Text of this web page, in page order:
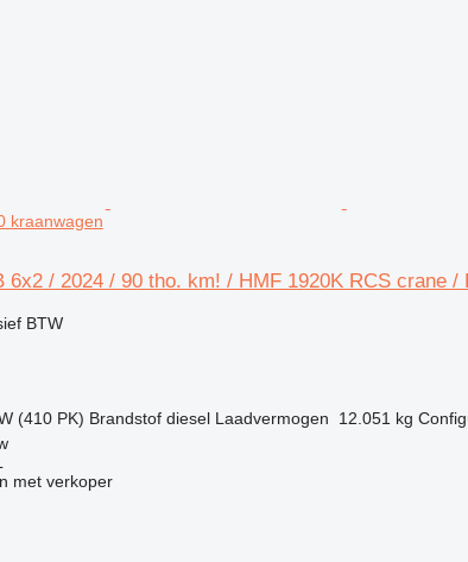
kraanwagen
6x2 / 2024 / 90 tho. km! / HMF 1920K RCS crane /
BTW
(410 PK) Brandstof diesel Laadvermogen 12.051 kg
met verkoper